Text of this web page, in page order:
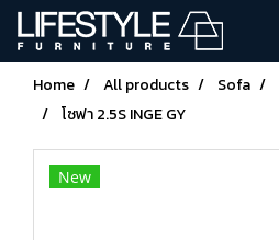
Home All products Sofa
โซฟา 2.5S INGE GY
New